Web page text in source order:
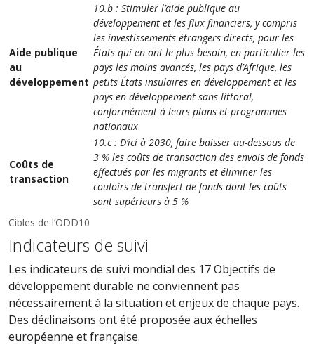
Cibles de l’ODD10
Aide publique
au
développement
10.b : Stimuler l’aide publique au
développement et les flux financiers, y compris
les investissements étrangers directs, pour les
États qui en ont le plus besoin, en particulier les
pays les moins avancés, les pays d’Afrique, les
petits États insulaires en développement et les
pays en développement sans littoral,
conformément à leurs plans et programmes
nationaux
Coûts de
transaction
10.c : D’ici à 2030, faire baisser au-dessous de
3 % les coûts de transaction des envois de fonds
effectués par les migrants et éliminer les
couloirs de transfert de fonds dont les coûts
sont supérieurs à 5 %
Indicateurs de suivi
Les indicateurs de suivi mondial des 17 Objectifs de
développement durable ne conviennent pas
nécessairement à la situation et enjeux de chaque pays.
Des déclinaisons ont été proposée aux échelles
européenne et française.